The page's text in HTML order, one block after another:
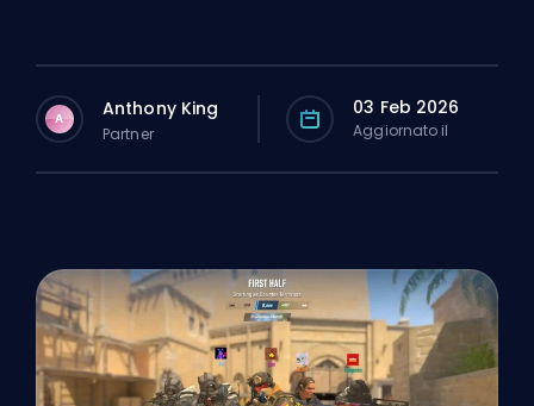
A Anthony King
Partner
03 Feb 2026
Aggiornato il